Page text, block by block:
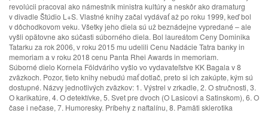
revolúcii pracoval ako námestník ministra kultúry a neskôr ako dramaturg
v divadle Štúdio L+S. Vlastné knihy začal vydávať až po roku 1999, keď bol
v dôchodkovom veku. Všetky jeho diela sú už beznádejne vypredané – ale
vyšli opätovne ako súčasti súborného diela. Bol laureátom Ceny Dominika
Tatarku za rok 2006, v roku 2015 mu udelili Cenu Nadácie Tatra banky in
memoriam a v roku 2018 cenu Panta Rhei Awards in memoriam.
Súborné dielo Kornela Földváriho vyšlo vo vydavateľstve KK Bagala v 8
zväzkoch. Pozor, tieto knihy nebudú mať dotlač, preto si ich zakúpte, kým sú
dostupné. Názvy jednotlivých zväzkov: 1. Výstrel v zrkadle, 2. O stručnosti, 3.
O karikatúre, 4. O detektívke, 5. Svet pre dvoch (O Lasicovi a Satinskom), 6. O
čase i nečase, 7. Humoresky. Príbehy z naftalínu, 8. Pamäti sklerotika